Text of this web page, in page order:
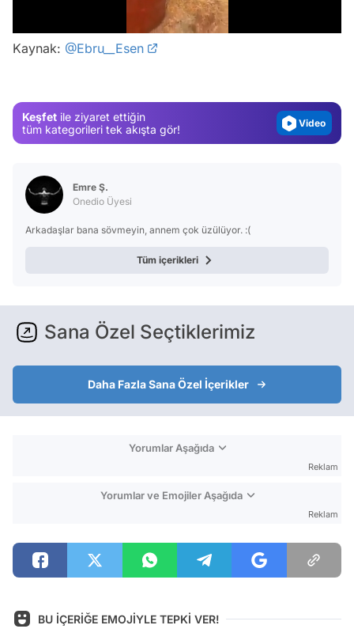
Kaynak: @Ebru__Esen
Keşfet ile ziyaret ettiğin
tüm kategorileri tek akışta gör!
Video
Emre Ş.
Onedio Üyesi
Arkadaşlar bana sövmeyin, annem çok üzülüyor. :(
Tüm içerikleri
Sana Özel Seçtiklerimiz
Daha Fazla Sana Özel İçerikler
Yorumlar Aşağıda
Reklam
Yorumlar ve Emojiler Aşağıda
Reklam
BU İÇERİĞE EMOJİYLE TEPKİ VER!